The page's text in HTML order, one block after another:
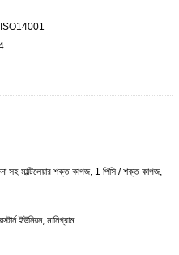
সহ মাল্টিলেয়ার শক্ত কাগজ, 1 পিসি / শক্ত কাগজ,
ইউনিয়ন, মানিগ্রাম